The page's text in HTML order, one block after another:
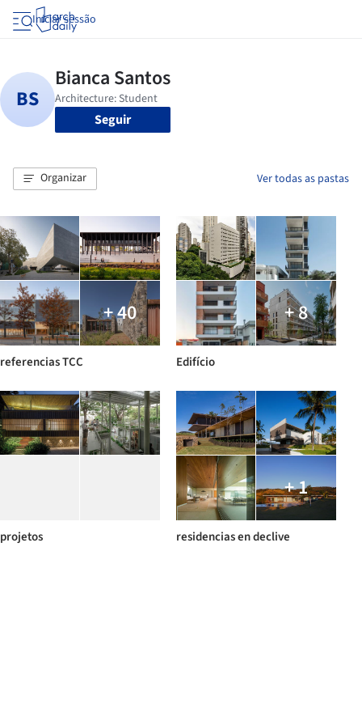
Iniciar sessão
Seguir
Organizar Ver todas as pastas
+ 40
referencias TCC
+ 8
Edifício
projetos
+ 1
residencias en declive